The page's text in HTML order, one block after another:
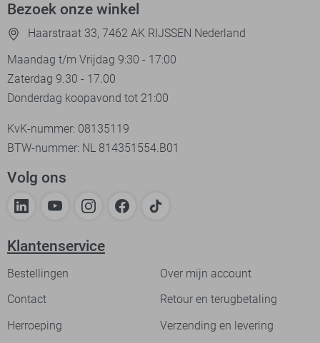
Bezoek onze winkel
Haarstraat 33, 7462 AK RIJSSEN Nederland
Maandag t/m Vrijdag 9:30 - 17:00
Zaterdag 9.30 - 17.00
Donderdag koopavond tot 21:00
KvK-nummer: 08135119
BTW-nummer: NL 814351554.B01
Volg ons
Klantenservice
Bestellingen
Over mijn account
Contact
Retour en terugbetaling
Herroeping
Verzending en levering